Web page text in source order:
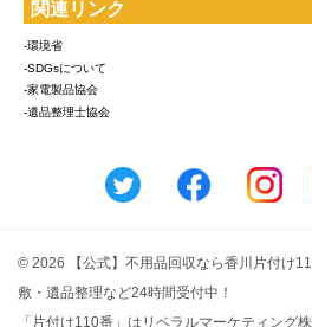
関連リンク
-環境省
-SDGsについて
-家電製品協会
-遺品整理士協会
© 2026 【公式】不用品回収なら香川片付け
敷・遺品整理など24時間受付中！
「片付け110番」はリベラルマーケティング